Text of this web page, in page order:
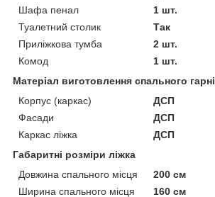
Шафа пенал
1 шт.
Туалетний столик
Так
Приліжкова тумба
2 шт.
Комод
1 шт.
Матеріал виготовлення спального
Корпус (каркас)
ДСП
Фасади
ДСП
Каркас ліжка
ДСП
Габаритні розміри ліжка
Довжина спального місця
200 см
Ширина спального місця
160 см